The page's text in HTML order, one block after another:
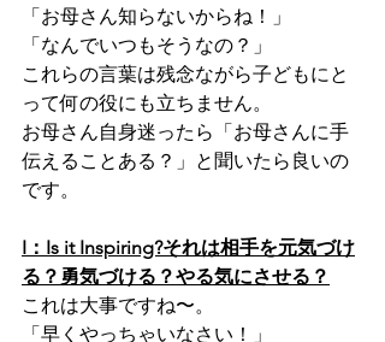
「お母さん知らないからね！」
「なんでいつもそうなの？」
これらの言葉は残念ながら子どもにと
って何の役にも立ちません。
お母さん自身迷ったら「お母さんに手
伝えることある？」と聞いたら良いの
です。
I：Is it Inspiring?それは相手を元気づけ
る？勇気づける？やる気にさせる？
これは大事ですね〜。
「早くやっちゃいなさい！」